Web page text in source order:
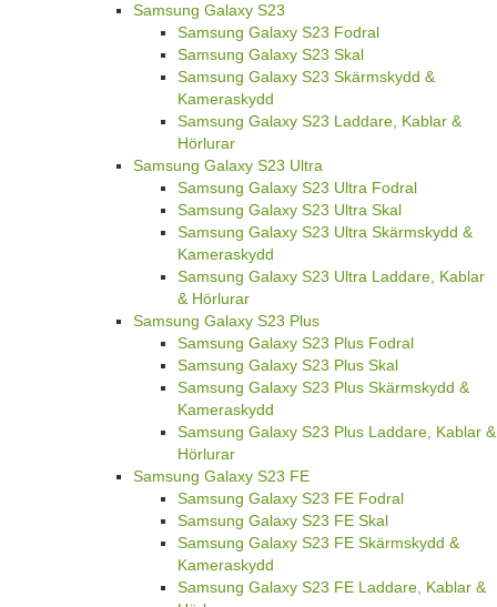
Samsung Galaxy S23
Samsung Galaxy S23 Fodral
Samsung Galaxy S23 Skal
Samsung Galaxy S23 Skärmskydd &
Kameraskydd
Samsung Galaxy S23 Laddare, Kablar &
Hörlurar
Samsung Galaxy S23 Ultra
Samsung Galaxy S23 Ultra Fodral
Samsung Galaxy S23 Ultra Skal
Samsung Galaxy S23 Ultra Skärmskydd &
Kameraskydd
Samsung Galaxy S23 Ultra Laddare, Kablar
& Hörlurar
Samsung Galaxy S23 Plus
Samsung Galaxy S23 Plus Fodral
Samsung Galaxy S23 Plus Skal
Samsung Galaxy S23 Plus Skärmskydd &
Kameraskydd
Samsung Galaxy S23 Plus Laddare, Kablar &
Hörlurar
Samsung Galaxy S23 FE
Samsung Galaxy S23 FE Fodral
Samsung Galaxy S23 FE Skal
Samsung Galaxy S23 FE Skärmskydd &
Kameraskydd
Samsung Galaxy S23 FE Laddare, Kablar &